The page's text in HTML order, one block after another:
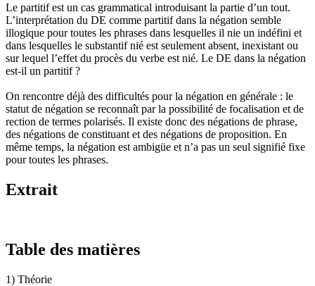
Le partitif est un cas grammatical introduisant la partie d’un tout.
L’interprétation du DE comme partitif dans la négation semble
illogique pour toutes les phrases dans lesquelles il nie un indéfini et
dans lesquelles le substantif nié est seulement absent, inexistant ou
sur lequel l’effet du procès du verbe est nié. Le DE dans la négation
est-il un partitif ?
On rencontre déjà des difficultés pour la négation en générale : le
statut de négation se reconnaît par la possibilité de focalisation et de
rection de termes polarisés. Il existe donc des négations de phrase,
des négations de constituant et des négations de proposition. En
même temps, la négation est ambigüe et n’a pas un seul signifié fixe
pour toutes les phrases.
Extrait
Table des matières
1) Théorie